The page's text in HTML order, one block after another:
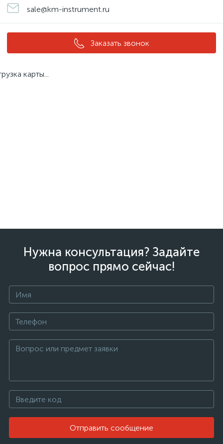
sale@km-instrument.ru
Заказать звонок
карты...
Нужна консультация? Задайте
вопрос прямо сейчас!
Отправить сообщение